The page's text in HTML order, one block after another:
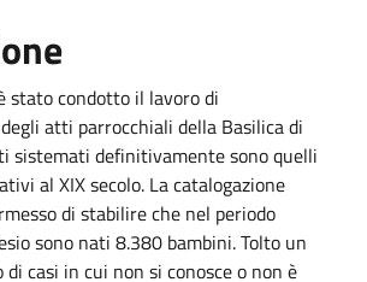
stato condotto il lavoro di
atti parrocchiali della Basilica di
sistemati definitivamente sono quelli
al XIX secolo. La catalogazione
di stabilire che nel periodo
sono nati 8.380 bambini. Tolto un
casi in cui non si conosce o non è